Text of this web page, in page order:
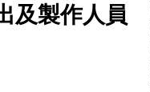
及製作人員